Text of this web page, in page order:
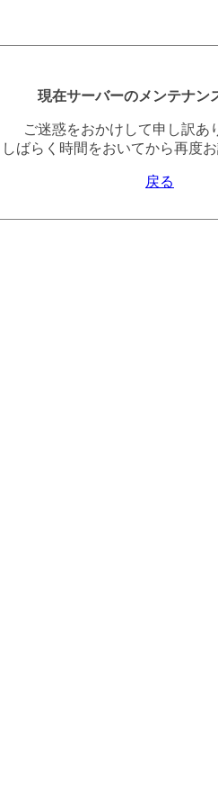
現在サーバーのメンテナン
ご迷惑をおかけして申し訳あ
しばらく時間をおいてから再度お
戻る